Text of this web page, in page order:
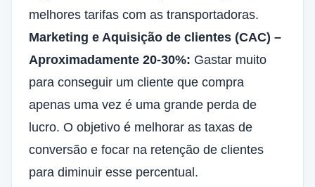
melhores tarifas com as transportadoras.
Marketing e Aquisição de clientes (CAC) –
Aproximadamente 20-30%: Gastar muito
para conseguir um cliente que compra
apenas uma vez é uma grande perda de
lucro. O objetivo é melhorar as taxas de
conversão e focar na retenção de clientes
para diminuir esse percentual.